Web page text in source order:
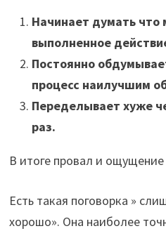
Начинает думать что
выполненное
Постоянно
процесс наилучшим
Переделывает хуже
раз.
В итоге провал и ощущение
Есть такая поговорка »
хорошо». Она наиболее